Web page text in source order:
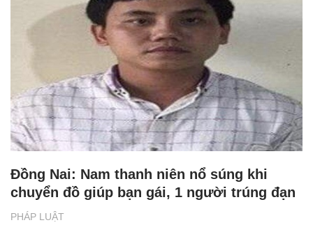
PHÁP LUẬT
Đồng Nai: Nam thanh niên nổ súng khi
chuyển đồ giúp bạn gái, 1 người trúng đạn